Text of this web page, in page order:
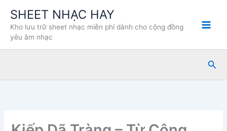
dung
SHEET NHẠC HAY
Kho lưu trữ sheet nhạc miễn phí dành cho cộng đồng
yêu âm nhạc
Tìm